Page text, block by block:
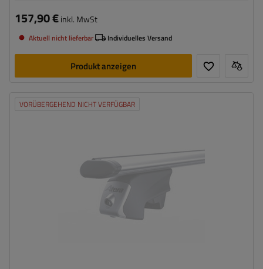
157,90 €inkl. MwSt
Aktuell nicht lieferbar Individuelles Versand
Produkt anzeigen
VORÜBERGEHEND NICHT VERFÜGBAR